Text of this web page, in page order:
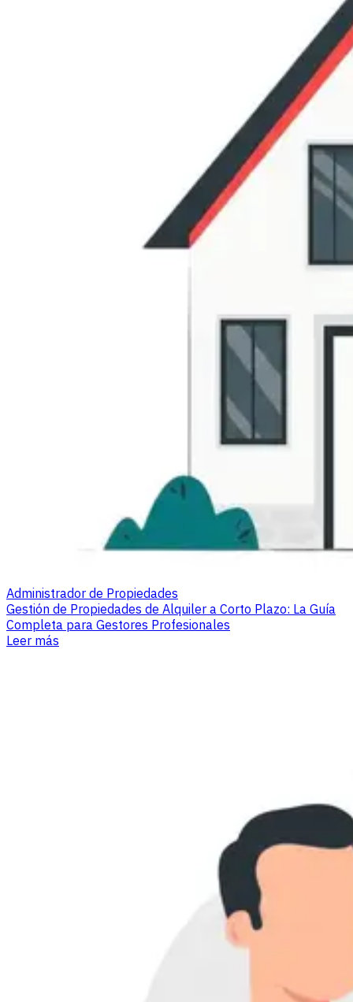
Administrador de Propiedades
Gestión de Propiedades de Alquiler a Corto Plazo: La Guía
Completa para Gestores Profesionales
Leer más